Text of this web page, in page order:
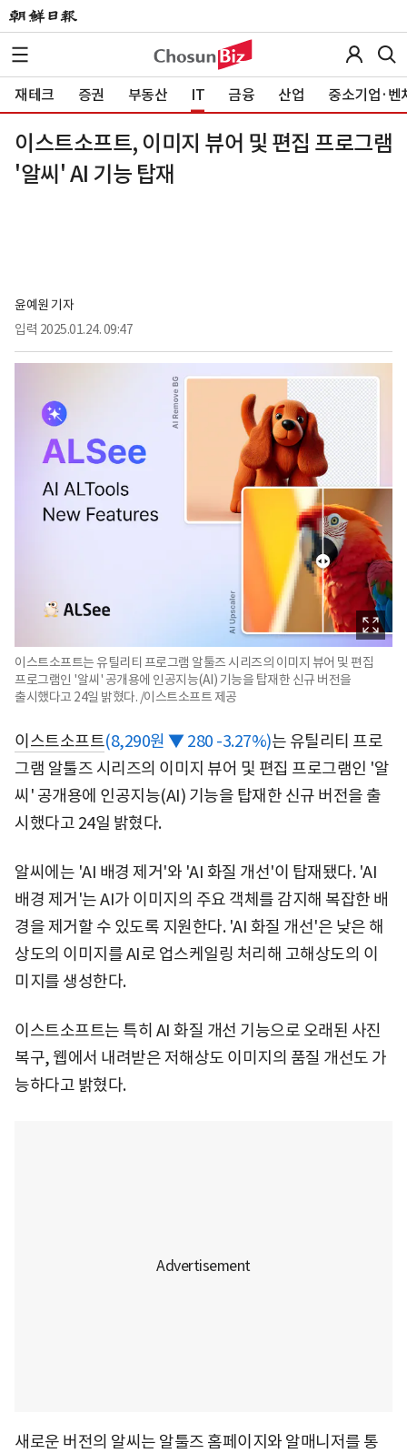
재테크 증권 부동산 IT 금융 산업 중소기업·벤
이스트소프트, 이미지 뷰어 및 편집 프로그램
'알씨' AI 기능 탑재
윤예원 기자
입력 2025.01.24. 09:47
이스트소프트는 유틸리티 프로그램 알툴즈 시리즈의 이미지 뷰어 및 편집
프로그램인 '알씨' 공개용에 인공지능(AI) 기능을 탑재한 신규 버전을
출시했다고 24일 밝혔다. /이스트소프트 제공
이스트소프트(8,290원 ▼ 280 -3.27%)는 유틸리티 프로
그램 알툴즈 시리즈의 이미지 뷰어 및 편집 프로그램인 '알
씨' 공개용에 인공지능(AI) 기능을 탑재한 신규 버전을 출
시했다고 24일 밝혔다.
알씨에는 'AI 배경 제거'와 'AI 화질 개선'이 탑재됐다. 'AI
배경 제거'는 AI가 이미지의 주요 객체를 감지해 복잡한 배
경을 제거할 수 있도록 지원한다. 'AI 화질 개선'은 낮은 해
상도의 이미지를 AI로 업스케일링 처리해 고해상도의 이
미지를 생성한다.
이스트소프트는 특히 AI 화질 개선 기능으로 오래된 사진
복구, 웹에서 내려받은 저해상도 이미지의 품질 개선도 가
능하다고 밝혔다.
새로운 버전의 알씨는 알툴즈 홈페이지와 알매니저를 통